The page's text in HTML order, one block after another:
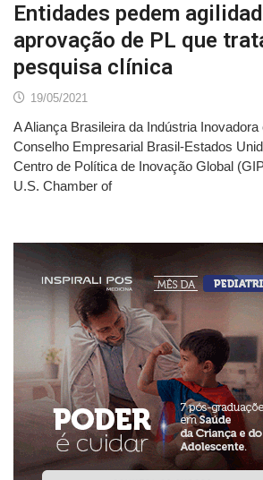
Entidades pedem
aprovação de PL que
pesquisa clínica
19/05/2021
A Aliança Brasileira da Indústria
Conselho Empresarial Brasil-Estados
Centro de Política de Inovação Global
U.S. Chamber of